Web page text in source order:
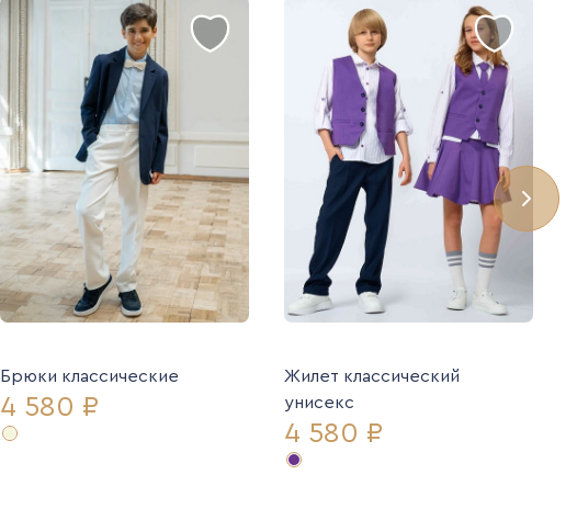
Брюки классические
4 580 ₽
Жилет классический
унисекс
4 580 ₽